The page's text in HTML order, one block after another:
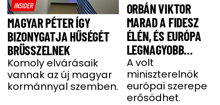
INSIDER
MAGYAR PÉTER ÍGY
BIZONYGATJA HŰSÉGÉT
BRÜSSZELNEK
Komoly elvárásaik
vannak az új magyar
kormánnyal szemben.
ORBÁN VIKTOR
MARAD A FIDESZ
ÉLÉN, ÉS EURÓPA
LEGNAGYOBB
JOBBOLDALI
SZÖVETSÉGÉT
ÉPÍTI TOVÁBB
A volt
miniszterelnök
európai szerepe
erősödhet.